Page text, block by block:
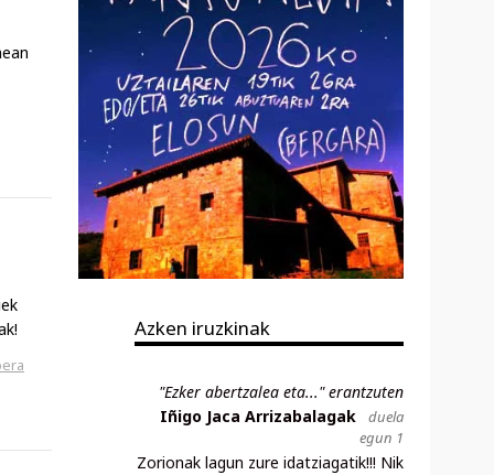
Azken iruzkinak
"Ezker abertzalea eta..." erantzuten
Iñigo Jaca Arrizabalagak
duela
egun 1
Zorionak lagun zure idatziagatik!!! Nik